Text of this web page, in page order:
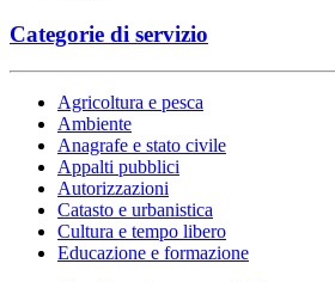
Categorie di servizio
Agricoltura e pesca
Ambiente
Anagrafe e stato civile
Appalti pubblici
Autorizzazioni
Catasto e urbanistica
Cultura e tempo libero
Educazione e formazione